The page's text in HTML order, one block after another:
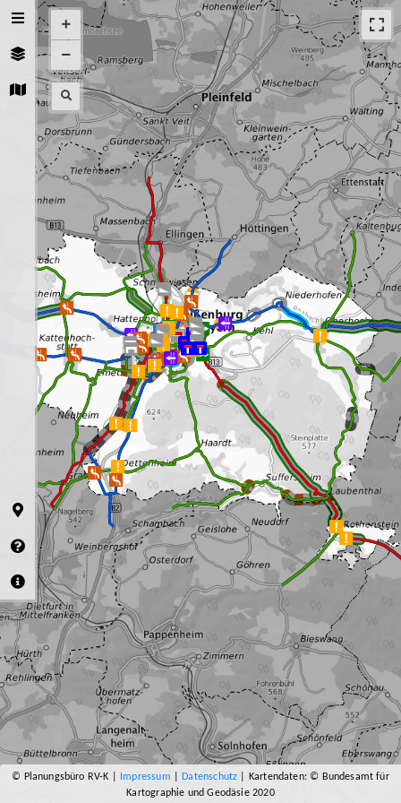
© Planungsbüro RV-K | Impressum Datenschutz | Kartendaten: © Bundesamt für
Kartographie und Geodäsie 2020